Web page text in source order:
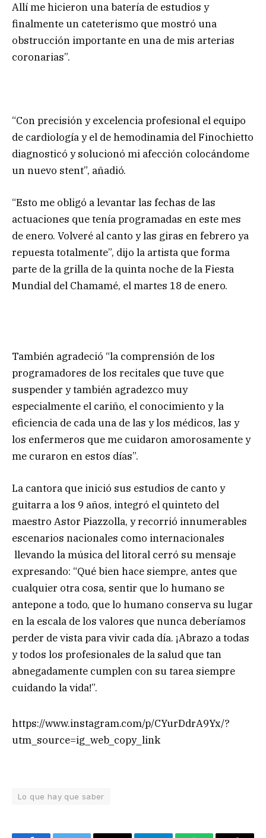
Allí me hicieron una batería de estudios y
finalmente un cateterismo que mostró una
obstrucción importante en una de mis arterias
coronarias”.
“Con precisión y excelencia profesional el equipo
de cardiología y el de hemodinamia del Finochietto
diagnosticó y solucionó mi afección colocándome
un nuevo stent”, añadió.
“Esto me obligó a levantar las fechas de las
actuaciones que tenía programadas en este mes
de enero. Volveré al canto y las giras en febrero ya
repuesta totalmente”, dijo la artista que forma
parte de la grilla de la quinta noche de la Fiesta
Mundial del Chamamé, el martes 18 de enero.
También agradeció “la comprensión de los
programadores de los recitales que tuve que
suspender y también agradezco muy
especialmente el cariño, el conocimiento y la
eficiencia de cada una de las y los médicos, las y
los enfermeros que me cuidaron amorosamente y
me curaron en estos días”.
La cantora que inició sus estudios de canto y
guitarra a los 9 años, integró el quinteto del
maestro Astor Piazzolla, y recorrió innumerables
escenarios nacionales como internacionales
llevando la música del litoral cerró su mensaje
expresando: “Qué bien hace siempre, antes que
cualquier otra cosa, sentir que lo humano se
antepone a todo, que lo humano conserva su lugar
en la escala de los valores que nunca deberíamos
perder de vista para vivir cada día. ¡Abrazo a todas
y todos los profesionales de la salud que tan
abnegadamente cumplen con su tarea siempre
cuidando la vida!”.
https://www.instagram.com/p/CYurDdrA9Yx/?
utm_source=ig_web_copy_link
Lo que hay que saber